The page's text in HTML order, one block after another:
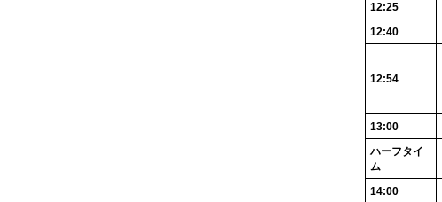
12:25
12:40
12:54
13:00
ハーフタイ
ム
14:00